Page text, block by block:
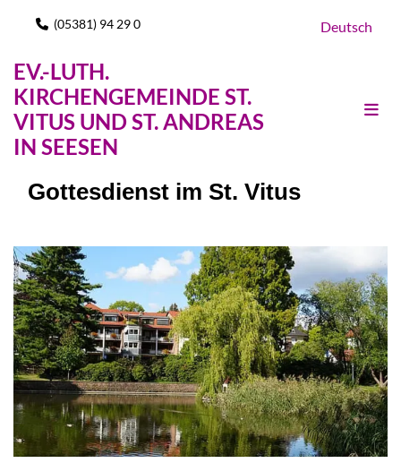
 (05381) 94 29 0 Deutsch
EV.-LUTH.
KIRCHENGEMEINDE ST.
VITUS UND ST. ANDREAS
IN SEESEN
Gottesdienst im St. Vitus